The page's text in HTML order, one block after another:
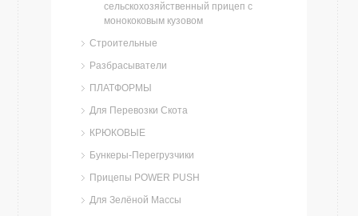
сельскохозяйственный прицеп с
монококовым кузовом
Строительные
Разбрасыватели
ПЛАТФОРМЫ
Для Перевозки Скота
КРЮКОВЫЕ
Бункеры-Перегрузчики
Прицепы POWER PUSH
Для Зелёной Массы